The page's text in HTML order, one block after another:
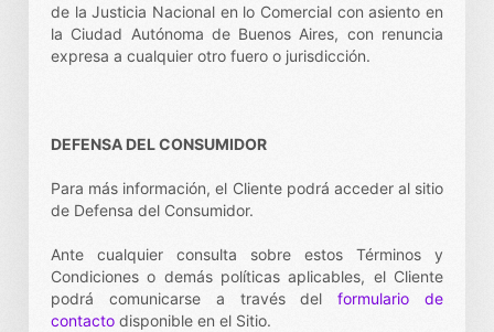
de la Justicia Nacional en lo Comercial con asiento en
la Ciudad Autónoma de Buenos Aires, con renuncia
expresa a cualquier otro fuero o jurisdicción.
DEFENSA DEL CONSUMIDOR
Para más información, el Cliente podrá acceder al sitio
de Defensa del Consumidor.
Ante cualquier consulta sobre estos Términos y
Condiciones o demás políticas aplicables, el Cliente
podrá comunicarse a través delformulario de
contacto disponible en el Sitio.